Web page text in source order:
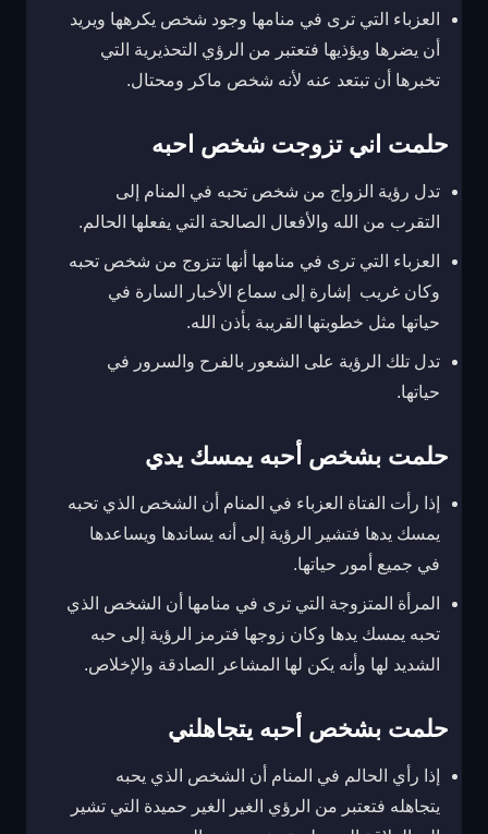
العزباء التي ترى في منامها وجود شخص يكرهها ويريد
أن يضرها ويؤذيها فتعتبر من الرؤي التحذيرية التي
تخبرها أن تبتعد عنه لأنه شخص ماكر ومحتال.
حلمت اني تزوجت شخص احبه
تدل رؤية الزواج من شخص تحبه في المنام إلى
التقرب من الله والأفعال الصالحة التي يفعلها الحالم.
العزباء التي ترى في منامها أنها تتزوج من شخص تحبه
وكان غريب إشارة إلى سماع الأخبار السارة في
حياتها مثل خطوبتها القريبة بأذن الله.
تدل تلك الرؤية على الشعور بالفرح والسرور في
حياتها.
حلمت بشخص أحبه يمسك يدي
إذا رأت الفتاة العزباء في المنام أن الشخص الذي تحبه
يمسك يدها فتشير الرؤية إلى أنه يساندها ويساعدها
في جميع أمور حياتها.
المرأة المتزوجة التي ترى في منامها أن الشخص الذي
تحبه يمسك يدها وكان زوجها فترمز الرؤية إلى حبه
الشديد لها وأنه يكن لها المشاعر الصادقة والإخلاص.
حلمت بشخص أحبه يتجاهلني
إذا رأي الحالم في المنام أن الشخص الذي يحبه
يتجاهله فتعتبر من الرؤي الغير الغير حميدة التي تشير